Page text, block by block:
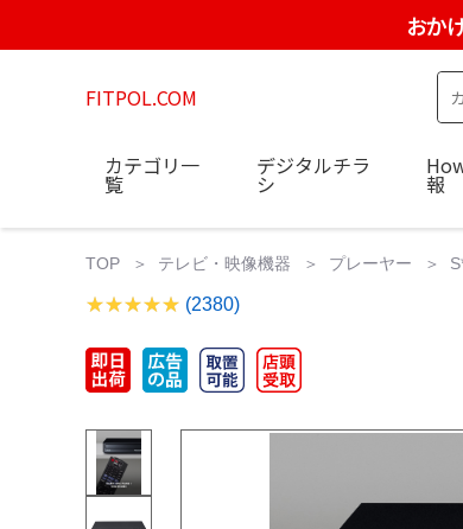
おか
FITPOL.COM
カテゴリ一
覧
デジタルチラ
シ 報
TOP テレビ・映像機器 プレーヤー
(2380)